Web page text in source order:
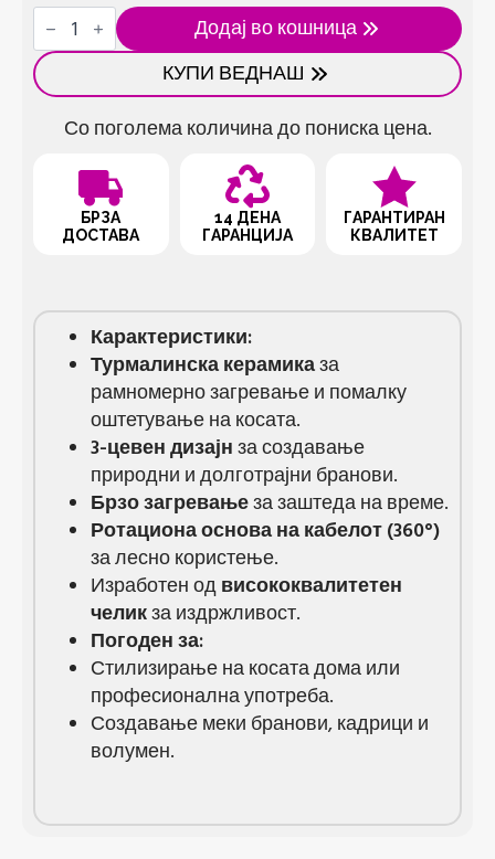
Керамички
виткач
за
коса
количина
Додај во кошница
КУПИ ВЕДНАШ
Со поголема количина до пониска цена.
БРЗА
ДОСТАВА
14 ДЕНА
ГАРАНЦИЈА
ГАРАНТИРАН
КВАЛИТЕТ
Карактеристики:
Турмалинска керамиказа
рамномерно загревање и помалку
оштетување на косата.
3-цевен дизајн за создавање
природни и долготрајни бранови.
Брзо загревањеза заштеда на време.
Ротациона основа на кабелот (360°)
за лесно користење.
Изработен од висококвалитетен
челикза издржливост.
Погоден за:
Стилизирање на косата дома или
професионална употреба.
Создавање меки бранови, кадрици и
волумен.